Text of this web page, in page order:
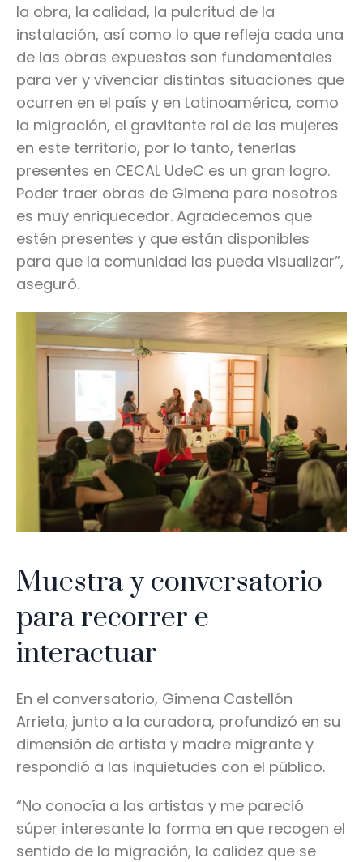
la obra, la calidad, la pulcritud de la
instalación, así como lo que refleja cada una
de las obras expuestas son fundamentales
para ver y vivenciar distintas situaciones que
ocurren en el país y en Latinoamérica, como
la migración, el gravitante rol de las mujeres
en este territorio, por lo tanto, tenerlas
presentes en CECAL UdeC es un gran logro.
Poder traer obras de Gimena para nosotros
es muy enriquecedor. Agradecemos que
estén presentes y que están disponibles
para que la comunidad las pueda visualizar”,
aseguró.
Muestra y conversatorio
para recorrer e
interactuar
En el conversatorio, Gimena Castellón
Arrieta, junto a la curadora, profundizó en su
dimensión de artista y madre migrante y
respondió a las inquietudes con el público.
“No conocía a las artistas y me pareció
súper interesante la forma en que recogen el
sentido de la migración, la calidez que se